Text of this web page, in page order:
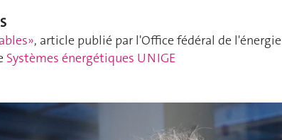
», article publié par l'Office fédéral de l'énergie
Systèmes énergétiques UNIGE